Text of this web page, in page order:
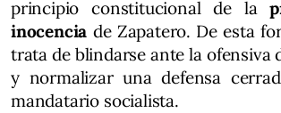
principio constitucional de la
inocencia de Zapatero. De esta
trata de blindarse ante la ofensiva
y normalizar una defensa
mandatario socialista.